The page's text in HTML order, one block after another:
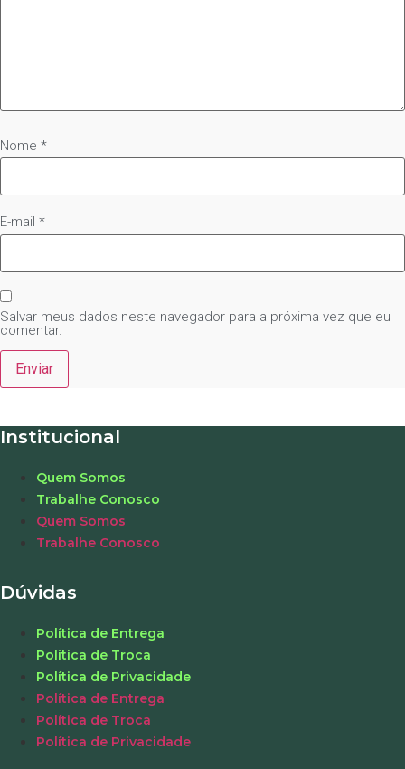
Nome *
E-mail *
Salvar meus dados neste navegador para a próxima vez que eu
comentar.
Institucional
Quem Somos
Trabalhe Conosco
Quem Somos
Trabalhe Conosco
Dúvidas
Política de Entrega
Política de Troca
Política de Privacidade
Política de Entrega
Política de Troca
Política de Privacidade